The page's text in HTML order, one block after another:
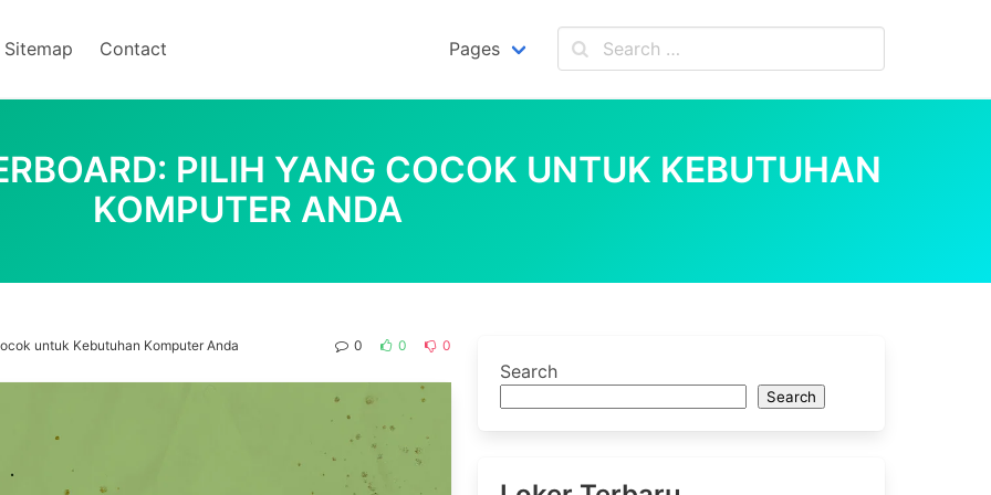
Sitemap Contact Pages
PILIH YANG COCOK UNTUK KEBUTUHAN
KOMPUTER ANDA
untuk Kebutuhan Komputer Anda 0 0 0
Search
Search